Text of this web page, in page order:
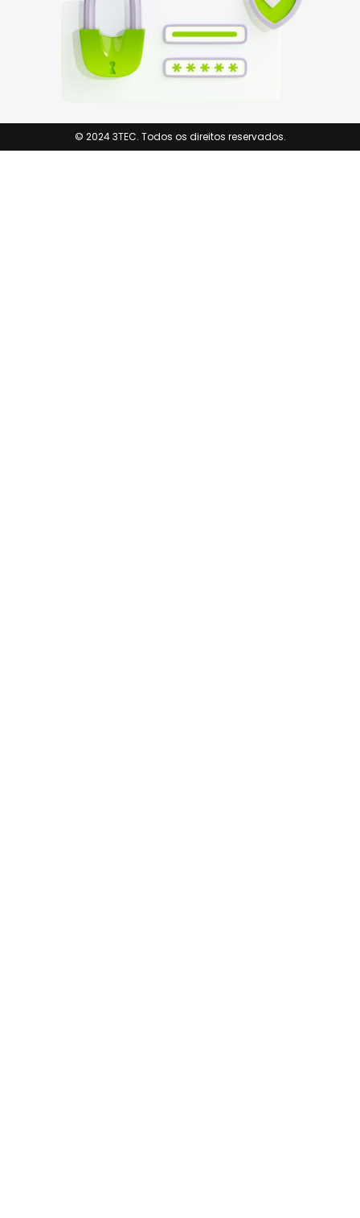
© 2024 3TEC. Todos os direitos reservados.